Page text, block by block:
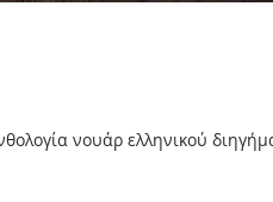
νουάρ ελληνικού